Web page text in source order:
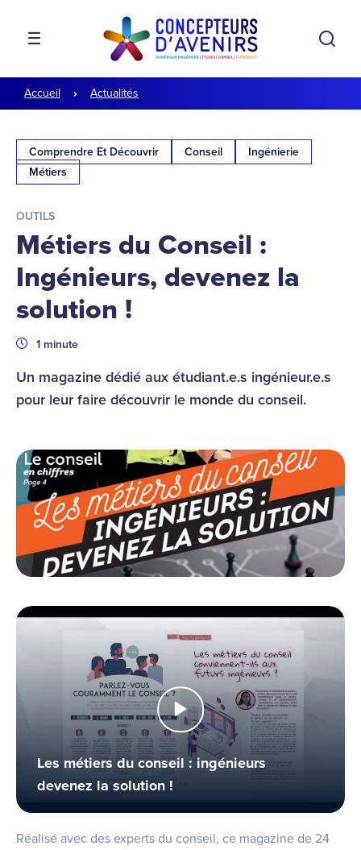
Aller au contenu
Aller à la navigation
MENU
Accueil Actualités
Comprendre Et Découvrir Conseil
Ingénierie
Métiers
OUTILS
Métiers du Conseil :
Ingénieurs, devenez la
solution !
Durée
1 minute
Un magazine dédié aux étudiant.e.s ingénieur.e.s
pour leur faire découvrir le monde du conseil.
Les métiers du conseil : ingénieurs
devenez la solution !
Réalisé avec des experts du conseil, ce magazine de 24